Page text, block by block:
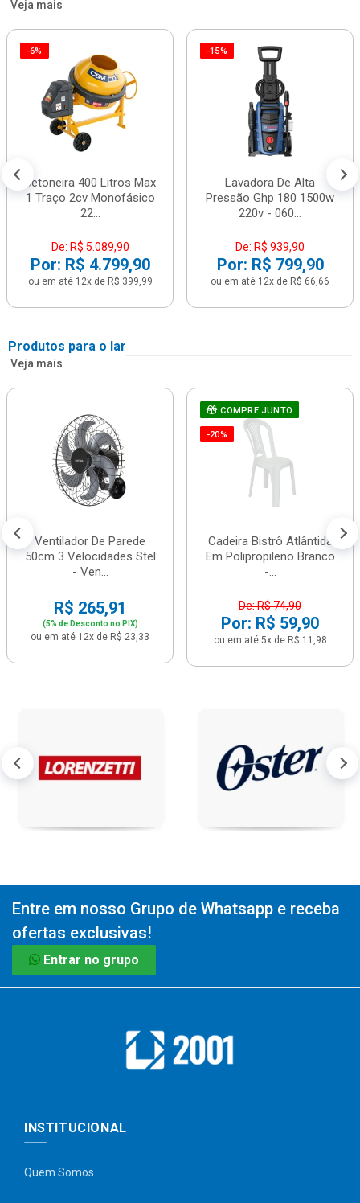
Veja mais
-6%
Betoneira 400 Litros Max
1 Traço 2cv Monofásico
22...
De: R$ 5.089,90
Por: R$ 4.799,90
ou em até 12x de R$ 399,99
-15%
Lavadora De Alta
Pressão Ghp 180 1500w
220v - 060...
De: R$ 939,90
Por: R$ 799,90
ou em até 12x de R$ 66,66
Produtos para o lar
Veja mais
Ventilador De Parede
50cm 3 Velocidades Stel
- Ven...
R$ 265,91
(5% de Desconto no PIX)
ou em até 12x de R$ 23,33
COMPRE JUNTO
-20%
Cadeira Bistrô Atlântida
Em Polipropileno Branco
-...
De: R$ 74,90
Por: R$ 59,90
ou em até 5x de R$ 11,98
Entre em nosso Grupo de Whatsapp e receba
ofertas exclusivas!
Entrar no grupo
INSTITUCIONAL
Quem Somos